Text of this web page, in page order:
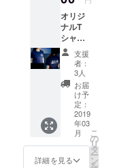
します
オリジ
ナルT
シャツ
＋完全
版動画
エンド
ロール
へのお
名前を
入れま
紺色で
サイズ
がS
支援
者：
3人
お届
け予
定：
2019
年03
月
詳細を見る
こ
の
リ
タ
ー
ン